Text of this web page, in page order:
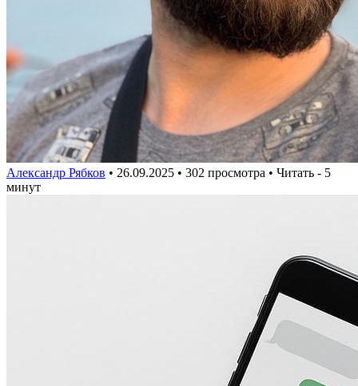
Александр Рябков • 26.09.2025 • 302 просмотра • Читать - 5
минут